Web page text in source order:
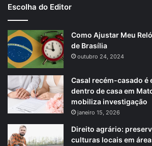
Escolha do Editor
Como Ajustar Meu
de Brasília
outubro 24, 2024
Casal recém-casado
dentro de casa em
mobiliza investigação
janeiro 15, 2026
Direito agrário:
culturas locais em